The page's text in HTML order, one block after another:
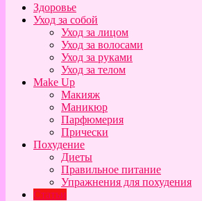
Здоровье
Уход за собой
Уход за лицом
Уход за волосами
Уход за руками
Уход за телом
Make Up
Макияж
Маникюр
Парфюмерия
Прически
Похудение
Диеты
Правильное питание
Упражнения для похудения
Статьи